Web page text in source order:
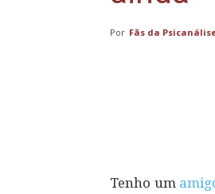
Por Fãs da
Tenho um